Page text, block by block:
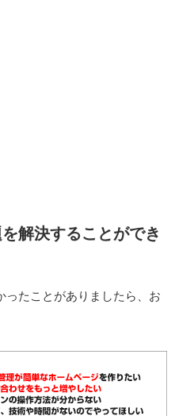
解決することができ
ったことがありましたら、お